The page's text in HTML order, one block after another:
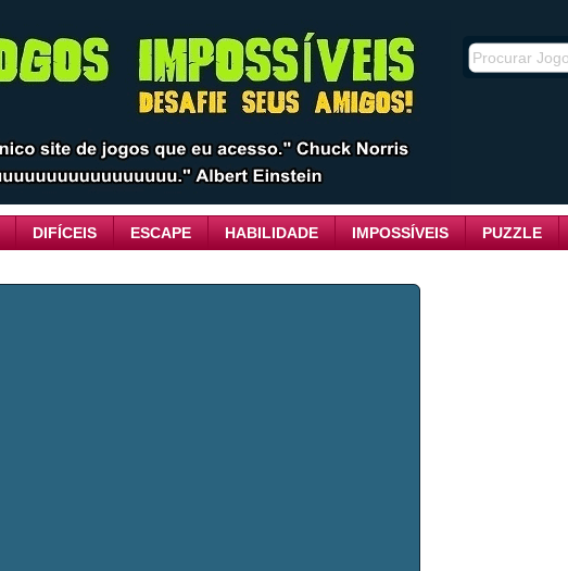
DIFÍCEIS ESCAPE HABILIDADE IMPOSSÍVEIS PUZZLE